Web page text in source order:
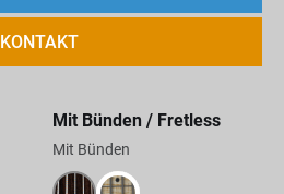
Mit Bünden / Fretless
Mit Bünden
KONTAKT